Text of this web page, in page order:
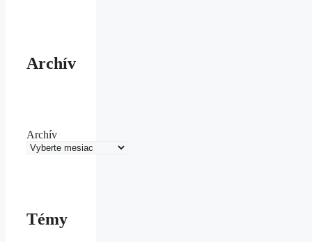
Archív
Archív
Témy